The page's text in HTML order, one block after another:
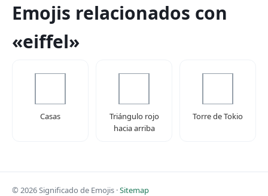
Emojis relacionados con
«eiffel»
Casas
Triángulo rojo
hacia arriba
Torre de Tokio
© 2026 Significado de Emojis ·Sitemap